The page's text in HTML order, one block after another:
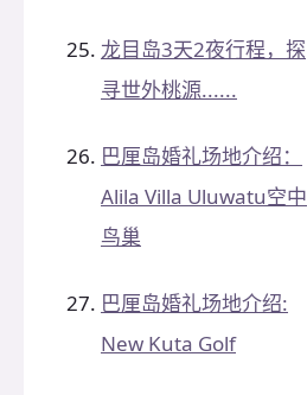
龙目岛3天2夜行程，探
寻世外桃源......
巴厘岛婚礼场地介绍：
Alila Villa Uluwatu空中
鸟巢
巴厘岛婚礼场地介绍:
New Kuta Golf